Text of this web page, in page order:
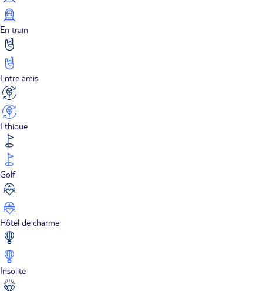
En train
Entre amis
Ethique
Golf
Hôtel de charme
Insolite